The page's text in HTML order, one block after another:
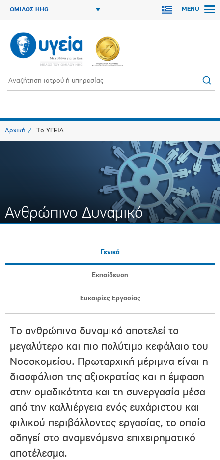
ΟΜΙΛΟΣ HHG MENU
Αρχική Το ΥΓΕΙΑ
Ανθρώπινο Δυναμικό
Γενικά
Εκπαίδευση
Ευκαιρίες Εργασίας
Το ανθρώπινο δυναμικό αποτελεί το
μεγαλύτερο και πιο πολύτιμο κεφάλαιο του
Νοσοκομείου. Πρωταρχική μέριμνα είναι η
διασφάλιση της αξιοκρατίας και η έμφαση
στην ομαδικότητα και τη συνεργασία μέσα
από την καλλιέργεια ενός ευχάριστου και
φιλικού περιβάλλοντος εργασίας, το οποίο
οδηγεί στο αναμενόμενο επιχειρηματικό
αποτέλεσμα.